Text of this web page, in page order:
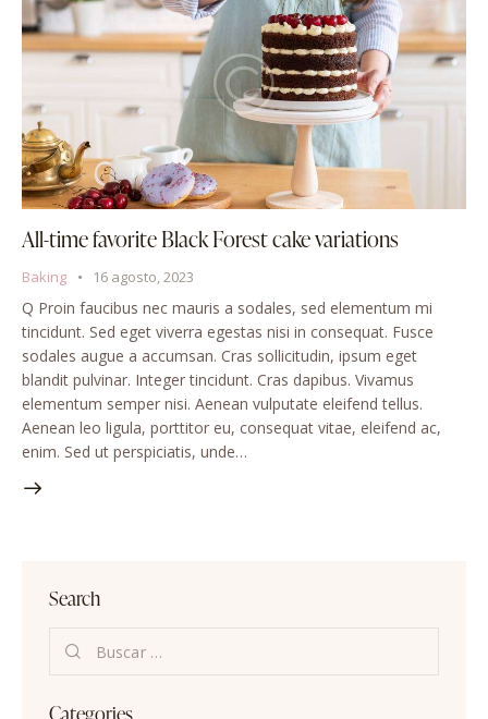
All-time favorite Black Forest cake variations
Baking 16 agosto, 2023
Q Proin faucibus nec mauris a sodales, sed elementum mi
tincidunt. Sed eget viverra egestas nisi in consequat. Fusce
sodales augue a accumsan. Cras sollicitudin, ipsum eget
blandit pulvinar. Integer tincidunt. Cras dapibus. Vivamus
elementum semper nisi. Aenean vulputate eleifend tellus.
Aenean leo ligula, porttitor eu, consequat vitae, eleifend ac,
enim. Sed ut perspiciatis, unde…
Search
Categories